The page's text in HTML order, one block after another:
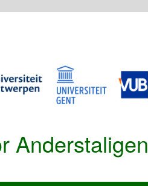
Anderstaligen